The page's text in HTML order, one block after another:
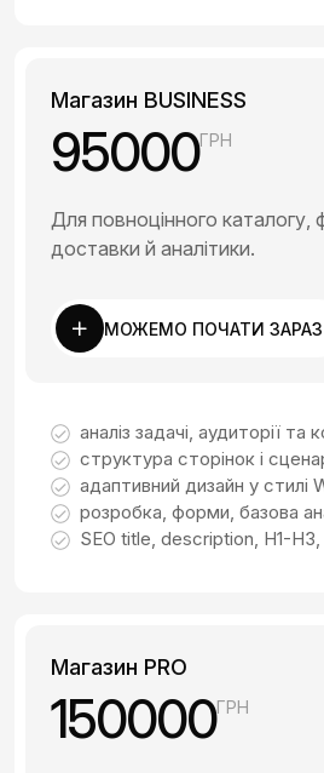
Магазин BUSINESS
95000ГРН
Для повноцінного каталогу,
доставки й аналітики.
МОЖЕМО ПОЧАТИ ЗАРАЗ
аналіз задачі, аудиторії та
структура сторінок і
адаптивний дизайн у стилі
розробка, форми, базова
SEO title, description, H1-H3,
Магазин PRO
150000ГРН